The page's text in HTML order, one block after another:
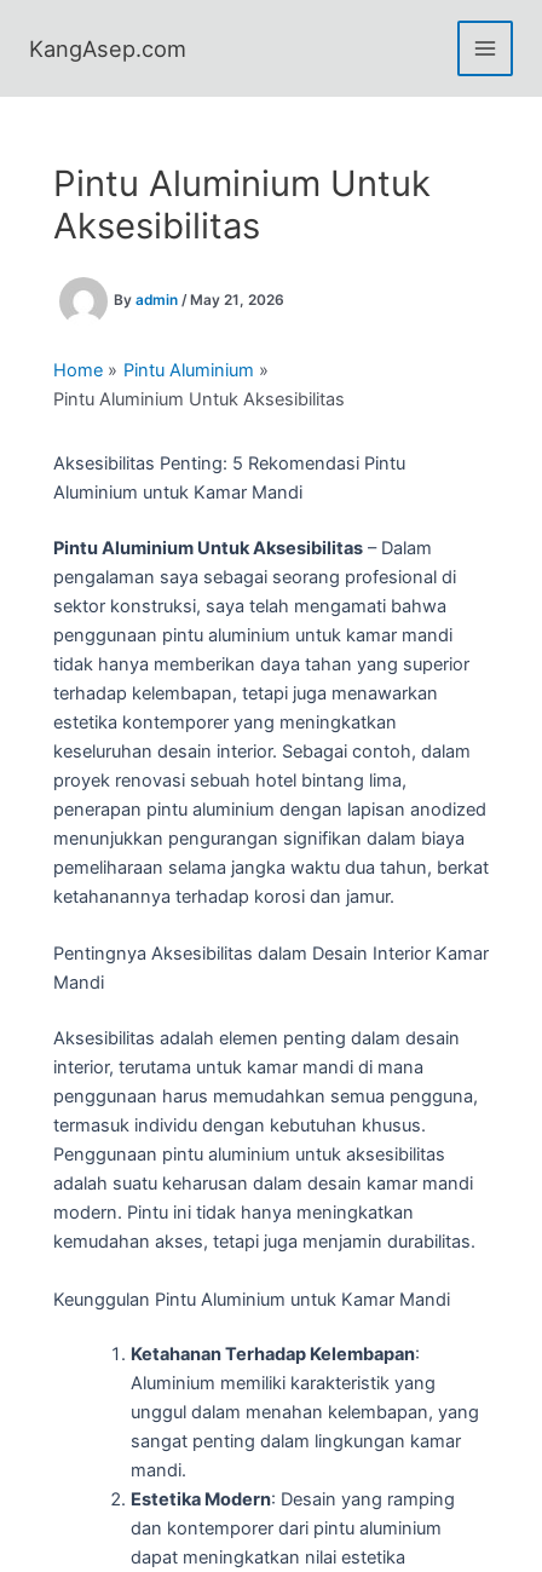
KangAsep.com
Pintu Aluminium Untuk
Aksesibilitas
By admin / May 21, 2026
Home
Pintu Aluminium
Pintu Aluminium Untuk Aksesibilitas
Aksesibilitas Penting: 5 Rekomendasi Pintu
Aluminium untuk Kamar Mandi
Pintu Aluminium Untuk Aksesibilitas – Dalam
pengalaman saya sebagai seorang profesional di
sektor konstruksi, saya telah mengamati bahwa
penggunaan pintu aluminium untuk kamar mandi
tidak hanya memberikan daya tahan yang superior
terhadap kelembapan, tetapi juga menawarkan
estetika kontemporer yang meningkatkan
keseluruhan desain interior. Sebagai contoh, dalam
proyek renovasi sebuah hotel bintang lima,
penerapan pintu aluminium dengan lapisan anodized
menunjukkan pengurangan signifikan dalam biaya
pemeliharaan selama jangka waktu dua tahun, berkat
ketahanannya terhadap korosi dan jamur.
Pentingnya Aksesibilitas dalam Desain Interior Kamar
Mandi
Aksesibilitas adalah elemen penting dalam desain
interior, terutama untuk kamar mandi di mana
penggunaan harus memudahkan semua pengguna,
termasuk individu dengan kebutuhan khusus.
Penggunaan pintu aluminium untuk aksesibilitas
adalah suatu keharusan dalam desain kamar mandi
modern. Pintu ini tidak hanya meningkatkan
kemudahan akses, tetapi juga menjamin durabilitas.
Keunggulan Pintu Aluminium untuk Kamar Mandi
Ketahanan Terhadap Kelembapan:
Aluminium memiliki karakteristik yang
unggul dalam menahan kelembapan, yang
sangat penting dalam lingkungan kamar
mandi.
Estetika Modern: Desain yang ramping
dan kontemporer dari pintu aluminium
dapat meningkatkan nilai estetika